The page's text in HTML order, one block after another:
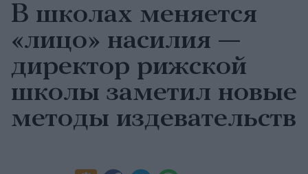
В школах меняется
«лицо» насилия —
директор рижской
школы заметил новые
методы издевательств